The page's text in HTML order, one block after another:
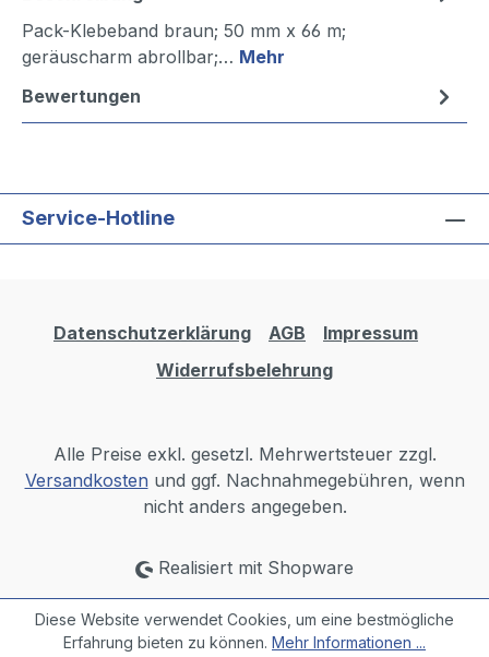
Pack-Klebeband braun; 50 mm x 66 m;
geräuscharm abrollbar;… Mehr
Bewertungen
Service-Hotline
Datenschutzerklärung AGB
Impressum
Widerrufsbelehrung
Alle Preise exkl. gesetzl. Mehrwertsteuer zzgl.
Versandkosten und ggf. Nachnahmegebühren, wenn
nicht anders angegeben.
Realisiert mit Shopware
Diese Website verwendet Cookies, um eine bestmögliche
Erfahrung bieten zu können. Mehr Informationen ...